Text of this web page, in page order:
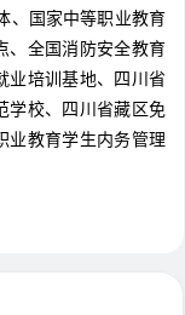
、国家中等职业教育
、全国消防安全教育
业培训基地、四川省
学校、四川省藏区免
业教育学生内务管理